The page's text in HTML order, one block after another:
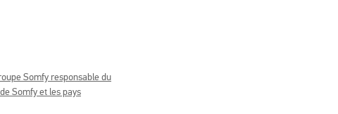
Somfy responsable du
Somfy et les pays